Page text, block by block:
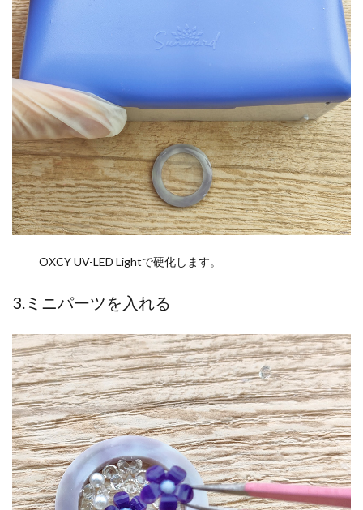
OXCY UV-LED Lightで硬化します。
3.ミニパーツを入れる